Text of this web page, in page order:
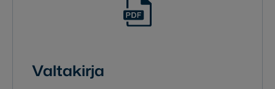
Valtakirja